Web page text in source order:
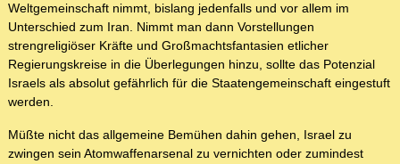
Weltgemeinschaft nimmt, bislang jedenfalls und vor allem im
Unterschied zum Iran. Nimmt man dann Vorstellungen
strengreligiöser Kräfte und Großmachtsfantasien etlicher
Regierungskreise in die Überlegungen hinzu, sollte das Potenzial
Israels als absolut gefährlich für die Staatengemeinschaft eingestuft
werden.
Müßte nicht das allgemeine Bemühen dahin gehen, Israel zu
zwingen sein Atomwaffenarsenal zu vernichten oder zumindest